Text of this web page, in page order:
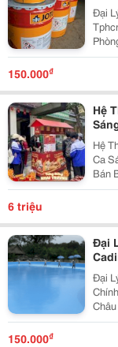
Đại
Tphcm Liên Hệ 0917041838 Ms Hồng
Phòng
Đại
150.000₫
Hệ
Hệ
Ca Sáng Hệ Thống Bánh Mì
Bán
Liên
6 triệu
Đại
Đại
Chính
Châu
150.000₫